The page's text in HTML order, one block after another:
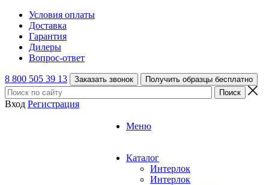
Условия оплаты
Доставка
Гарантия
Дилеры
Вопрос-ответ
8 800 505 39 13 Заказать звонок Получить образцы бесплатно
Вход Регистрация
Меню
Каталог
Интерлок
Интерлок